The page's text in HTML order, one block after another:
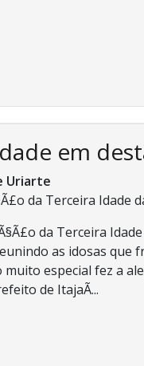
em
Uriarte
da Terceira Idade
da Terceira
as idosas
especial fez a
de ItajaÃ­...